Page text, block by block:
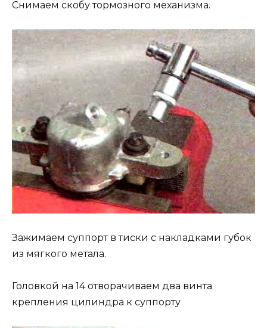
Снимаем скобу тормозного механизма.
Зажимаем суппорт в тиски с накладками губок
из мягкого метала.
Головкой на 14 отворачиваем два винта
крепления цилиндра к суппорту